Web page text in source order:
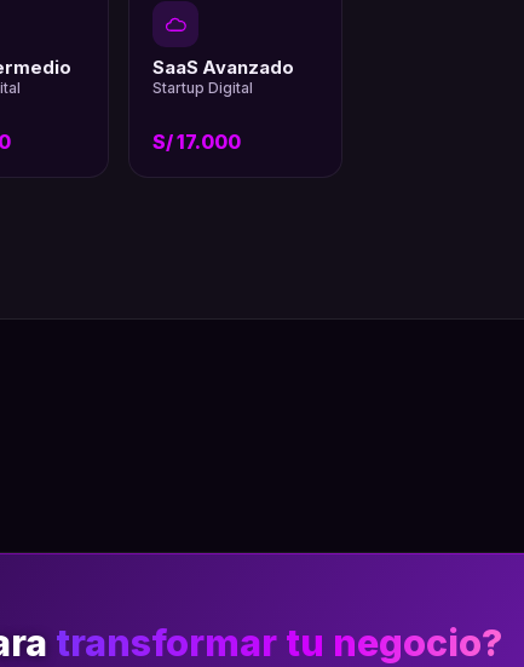
SaaS Avanzado
Startup Digital
S/ 17.000
transformar tu negocio?